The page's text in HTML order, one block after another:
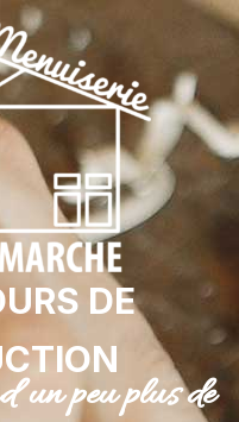
DE
un peu plus de